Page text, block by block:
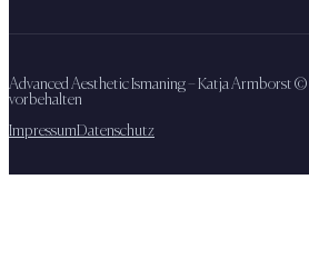
Advanced Aesthetic Ismaning – Katja Armborst ©
vorbehalten
ImpressumDatenschutz